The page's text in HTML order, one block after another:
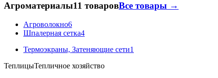
Агроматериалы11 товаровВсе товары →
Агроволокно6
Шпалерная сетка4
Термоэкраны, Затеняющие сети1
ТеплицыТепличное хозяйство